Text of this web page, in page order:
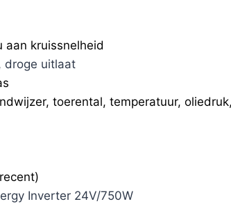
aan kruissnelheid
droge uitlaat
toerental, temperatuur,
Inverter 24V/750W